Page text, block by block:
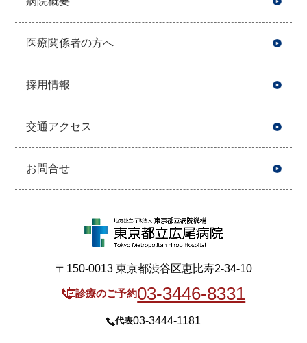
医療関係者の方へ
採用情報
交通アクセス
お問合せ
〒150-0013 東京都渋谷区恵比寿2-34-10
診療のご予約03-3446-8331
代表03-3444-1181